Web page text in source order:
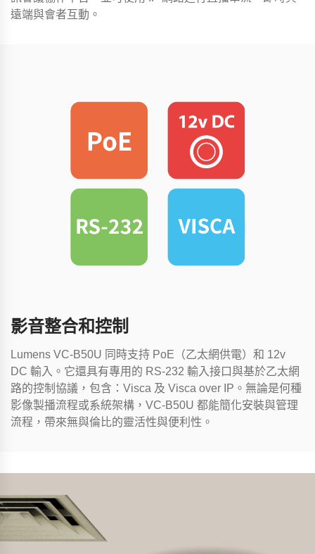
遠端與會者互動。
影音整合和控制
Lumens VC-B50U 同時支持 PoE（乙太網供電）和 12v
DC 輸入。它還具有專用的 RS-232 輸入接口與基於乙太網
路的控制協議，包含：Visca 及 Visca over IP。無論是何種
影像製播流程或系統架構，VC-B50U 都能簡化安裝與管理
流程，帶來無與倫比的靈活性與便利性。